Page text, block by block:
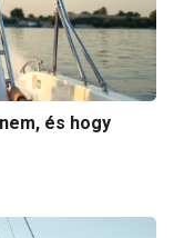
és hogy